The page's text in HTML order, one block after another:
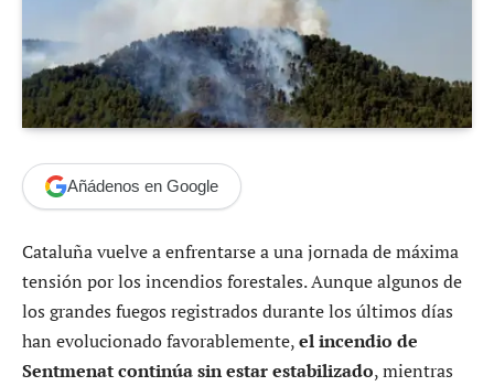
Añádenos en Google
Cataluña vuelve a enfrentarse a una jornada de máxima
tensión por los incendios forestales. Aunque algunos de
los grandes fuegos registrados durante los últimos días
han evolucionado favorablemente,el incendio de
Sentmenat continúa sin estar estabilizado, mientras